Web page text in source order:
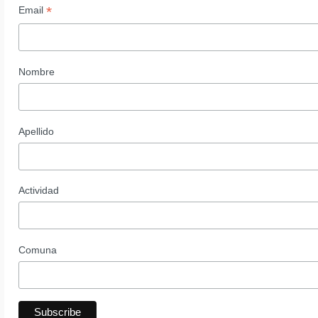
Email *
Nombre
Apellido
Actividad
Comuna